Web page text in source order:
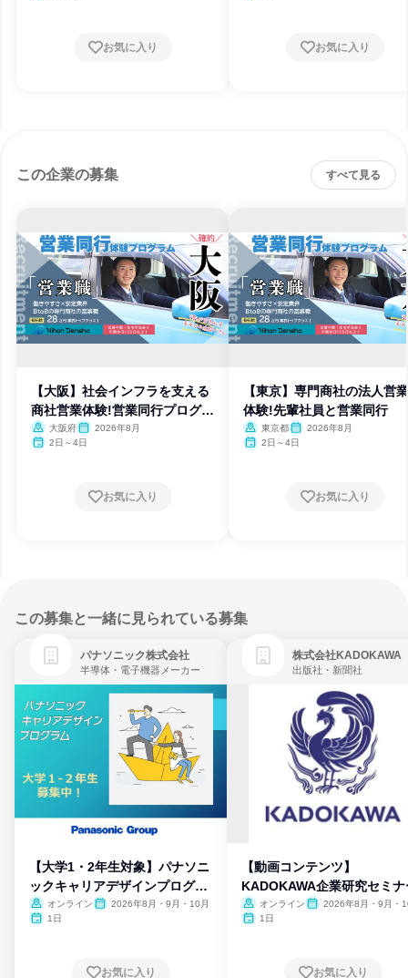
お気に入り お気に入り
この企業の募集 すべて見る
【大阪】社会インフラを支える
商社営業体験!営業同行プログラ
ム
大阪府
2026年8月
2日～4日
お気に入り
【東京】専門商社の法人営
体験!先輩社員と営業同行
東京都
2026年8月
2日～4日
お気に入り
この募集と一緒に見られている募集
パナソニック株式会社
半導体・電子機器メーカー
【大学1・2年生対象】パナソニ
ックキャリアデザインプログラ
ム
オンライン
2026年8月・9月・10月
1日
お気に入り
株式会社KADOKAWA
出版社・新聞社
【動画コンテンツ】
KADOKAWA企業研究セミナ
オンライン
2026年8月・9月・
1日
お気に入り